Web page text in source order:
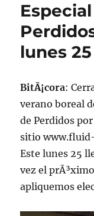
lunes
BitÃ¡cora:
verano boreal
de Perdidos
sitio
Este lunes 25
vez el
apliquemos